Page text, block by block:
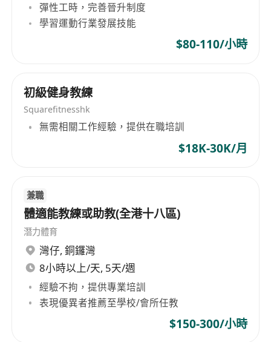
彈性工時，完善晉升制度
學習運動行業發展技能
$80-110/小時
初級健身教練
Squarefitnesshk
無需相關工作經驗，提供在職培訓
$18K-30K/月
兼職
體適能教練或助教(全港十八區)
潛力體育
灣仔, 銅鑼灣
8小時以上/天, 5天/週
經驗不拘，提供專業培訓
表現優異者推薦至學校/會所任教
$150-300/小時